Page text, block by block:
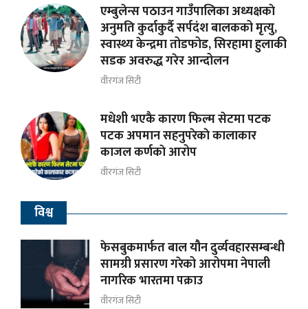
एम्बुलेन्स पठाउन गाउँपालिका अध्यक्षकाे
अनुमति कुर्दाकुर्दै सर्पदंश बालकको मृत्यु,
स्वास्थ्य केन्द्रमा तोडफोड, सिरहामा हुलाकी
सडक अवरुद्ध गरेर आन्दोलन
वीरगंज सिटी
मधेशी भएकै कारण फिल्म सेटमा पटक
पटक अपमान सहनुपरेकाे कालाकार
काजल कर्णकाे आरोप
वीरगंज सिटी
विश्व
फेसबुकमार्फत बाल यौन दुर्व्यवहारसम्बन्धी
सामग्री प्रसारण गरेको आरोपमा नेपाली
नागरिक भारतमा पक्राउ
वीरगंज सिटी